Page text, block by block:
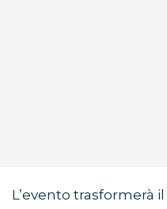
L’evento trasformerà il